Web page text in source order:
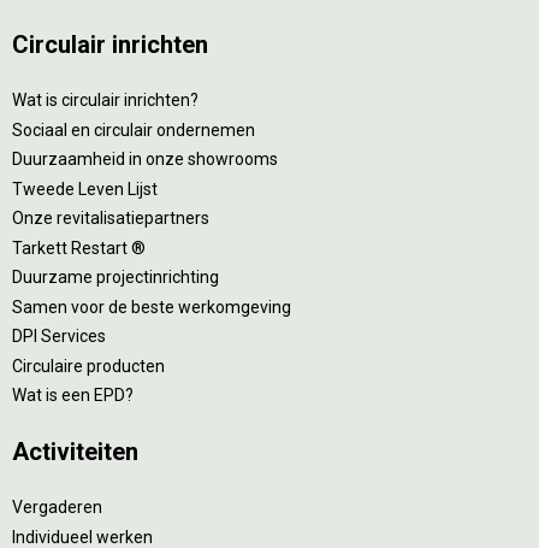
Circulair inrichten
Wat is circulair inrichten?
Sociaal en circulair ondernemen
Duurzaamheid in onze showrooms
Tweede Leven Lijst
Onze revitalisatiepartners
Tarkett Restart ®
Duurzame projectinrichting
Samen voor de beste werkomgeving
DPI Services
Circulaire producten
Wat is een EPD?
Activiteiten
Vergaderen
Individueel werken